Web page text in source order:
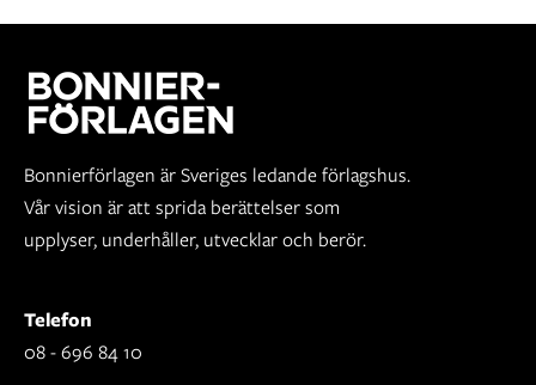
Bonnierförlagen är Sveriges ledande förlagshus.
Vår vision är att sprida berättelser som
upplyser, underhåller, utvecklar och berör.
Telefon
08 - 696 84 10